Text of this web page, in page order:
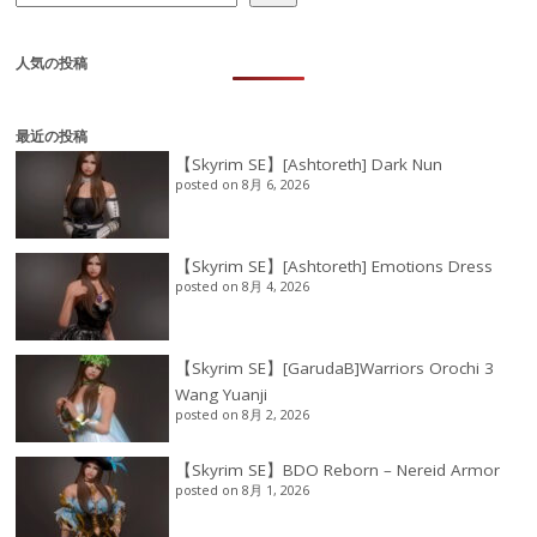
人気の投稿
最近の投稿
【Skyrim SE】[Ashtoreth] Dark Nun
posted on 8月 6, 2026
【Skyrim SE】[Ashtoreth] Emotions Dress
posted on 8月 4, 2026
【Skyrim SE】[GarudaB]Warriors Orochi 3
Wang Yuanji
posted on 8月 2, 2026
【Skyrim SE】BDO Reborn – Nereid Armor
posted on 8月 1, 2026